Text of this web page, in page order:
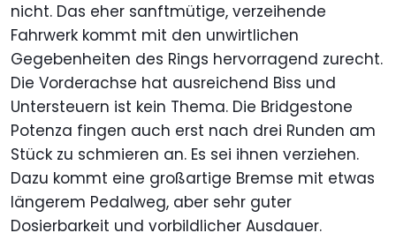
nicht. Das eher sanftmütige, verzeihende
Fahrwerk kommt mit den unwirtlichen
Gegebenheiten des Rings hervorragend zurecht.
Die Vorderachse hat ausreichend Biss und
Untersteuern ist kein Thema. Die Bridgestone
Potenza fingen auch erst nach drei Runden am
Stück zu schmieren an. Es sei ihnen verziehen.
Dazu kommt eine großartige Bremse mit etwas
längerem Pedalweg, aber sehr guter
Dosierbarkeit und vorbildlicher Ausdauer.